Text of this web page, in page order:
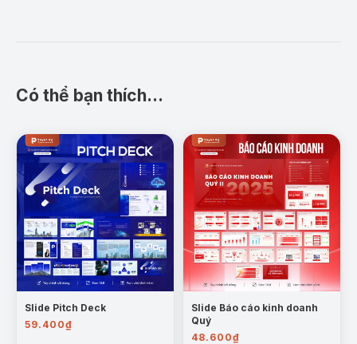
chuyên sâu, giúp người xem dễ theo dõi. Font chữ
hiện đại, dễ đọc, tối ưu cho trình chiếu. Bộ slide phù
lượng, doanh nghiệp hoặc các đơn vị cần trình bày
chiến lược, báo cáo hoặc nghiên cứu về lĩnh vực
điện hạt nhân.
Nội dung chi tiết:
Sự phục hưng của điện hạt nhân toàn cầu trong
bối cảnh khủng hoảng năng lượng và biến đổi khí
hậu
Có thể bạn thích…
Slide Pitch Deck
59.400₫
Slide Báo cáo kinh doanh
Quý
48.600₫